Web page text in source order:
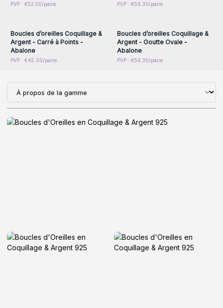
PVP : €52.50/paire PVP : €56.30/paire
Connectez-vous ou
Boucles d’oreilles Coquillage &
Argent - Carré à Points -
Abalone
PVP : €45.00/paire
Connectez-vous ou
Boucles d’oreilles Coquillage &
Argent - Goutte Ovale -
Abalone
PVP : €56.30/paire